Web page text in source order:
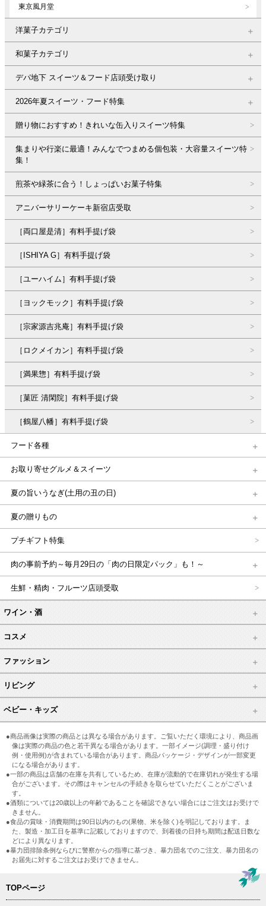
東京風月堂
洋菓子カテゴリ
和菓子カテゴリ
デパ地下 スイーツ＆フード店頭受け取り
2026年夏スイーツ・フード特集
贈り物におすすめ！きれいな缶入りスイーツ特集
集まりや行楽に最適！みんなでつまめる個包装・大容量スイーツ特
集！
煎茶や緑茶に合う！しょっぱいお菓子特集
アニバーサリーケーキ新宿店受取
［両口屋是清］有料手提げ袋
［ISHIYA G］有料手提げ袋
［ユーハイム］有料手提げ袋
［ヨックモック］有料手提げ袋
［宗家源吉兆庵］有料手提げ袋
［ロクメイカン］有料手提げ袋
［満果惣］有料手提げ袋
［菓匠 清閑院］有料手提げ袋
［鶴屋八幡］有料手提げ袋
フード各種
お取り寄せグルメ＆スイーツ
夏の旨いうなぎ(土用の丑の日)
夏の贈りもの
プチギフト特集
肉の事前予約～毎月29日の「肉の日限定パック」も！～
生鮮・精肉・フルーツ店頭受取
ワイン・酒
コスメ
ファッション
リビング
ベビー・キッズ
●商品画像は実際の商品とは異なる場合があります。ご覧いただく環境により、商品画
像は実際の商品の色と若干異なる場合があります。一部イメージ(調理・盛り付け
例・使用例)が含まれている場合があります。商品パッケージ・デザインが一部変更
になる場合があります。
●一部の商品は店舗の在庫を共有しているため、在庫が流動的で在庫切れが発生する場
合がございます。その際はキャンセルの手続きを取らせていただくことがございま
す。
●酒類については20歳以上の年齢であることを確認できない場合にはご注文はお受けで
きません。
●食品の賞味・消費期間は90日以内のもの(果物、米を除く)を明記しております。ま
た、製造・加工日を基準に記載しておりますので、到着後の日持ち期間は配送日数な
どにより異なります。
●暴力団排除条例ならびに警察からの指導に基づき、暴力団名でのご注文、暴力団名の
お届先に対するご注文はお受けできません。
TOPページ